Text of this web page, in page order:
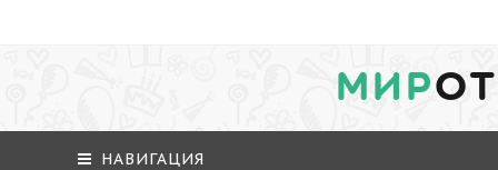
МИР
НАВИГАЦИЯ